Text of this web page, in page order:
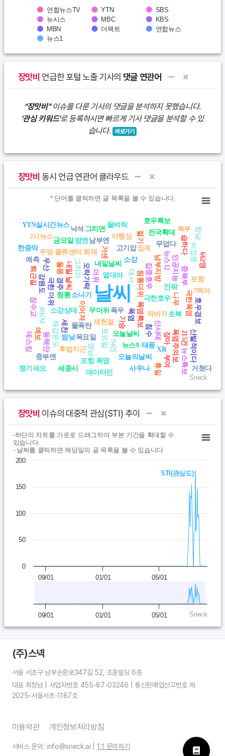
연합뉴스TV YTN
SBS
뉴시스
MBC
KBS
MBN
더팩트
연합뉴스
뉴스1
End of interactive chart.
장맛비 언급한 포털 노출 기사의 댓글 연관어
"장맛비"이슈를 다룬 기사의 댓글을 분석하지 못했습니다.
'관심 키워드'로 등록하시면 빠르게 기사 댓글을 분석할 수 있
습니다.
바로가기
장맛비 동시 언급 연관어 클라우드
View as data table, Chart
날씨
폭염
무더위
찜통더위
폭우
더위 열대야
폭염특보
제헌절
대서
소나기
오락가락 내일날씨
이어져
물폭탄
집중호우
극한호우
기승
막바지
그치자 소강
침수
오늘날씨
남부지방
목요일 산사태
소강상태
내일 날씨
쿠팡 물류센터 화재
토요일
밤낮
세찬
찜통
거센 고기압
뉴스12
안팎
장마
집계
체감온도 태풍
경주
뉴스9
돌풍
무덥다
인공지능
초복
폭염주의보
후텁지근 94건 XR
극한 더위
금요일
나무
남부엔
동해안
밤엔 습하다
야행성
영남 오늘의날씨
우산
전국확대
절기
중부엔
중북부
포항 폭염
215건
2시뉴스
30KM
YTN실시간뉴스
강원도
그치면
극한폭염
낙석
뉴스특보
물벼락
부여
북부
비집중
사우나
산발적이다
세종시
예보
예측
잠수교
챙기세요
퇴근길 포항
한낮
한증막
호우경보
호우특보
휴일 거쳤다
데스킹
데이터인
662명
7백여
* 단어를 클릭하면 글 목록을 볼 수 있습니다.
Sneck
End of interactive chart.
장맛비 이슈의 대중적 관심(STI) 추이
Chart
Line chart with 365 data points.
- 하단의 차트를 가로로 드래그하여 부분 기간을 확대할 수 있습니다.-
The chart has 1 X axis displaying Time. Data ranges from
The chart has 1 Y axis displaying values. Data ranges from 0 to
STI(관심도)
-하단의 차트를 가로로 드래그하여 부분 기간을 확대할 수
있습니다.
- 날짜를 클릭하면 해당일의 글 목록을 볼 수 있습니다
09/01 01/01 05/01
0
50
100
150
200
Sneck
09/01 01/01 05/01
(주)스넥
서울 서초구 남부순환로347길 52, 조훈빌딩 6층
대표 최창남 | 사업자번호 455-87-03246 | 통신판매업신고번호 제
2025-서울서초-1187호
이용약관 개인정보처리방침
서비스 문의: info@sneck.ai | 1:1 문의하기